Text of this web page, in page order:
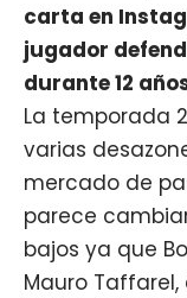
carta en
jugador
durante 12
La temporada
varias
mercado de
parece
bajos ya que
Mauro